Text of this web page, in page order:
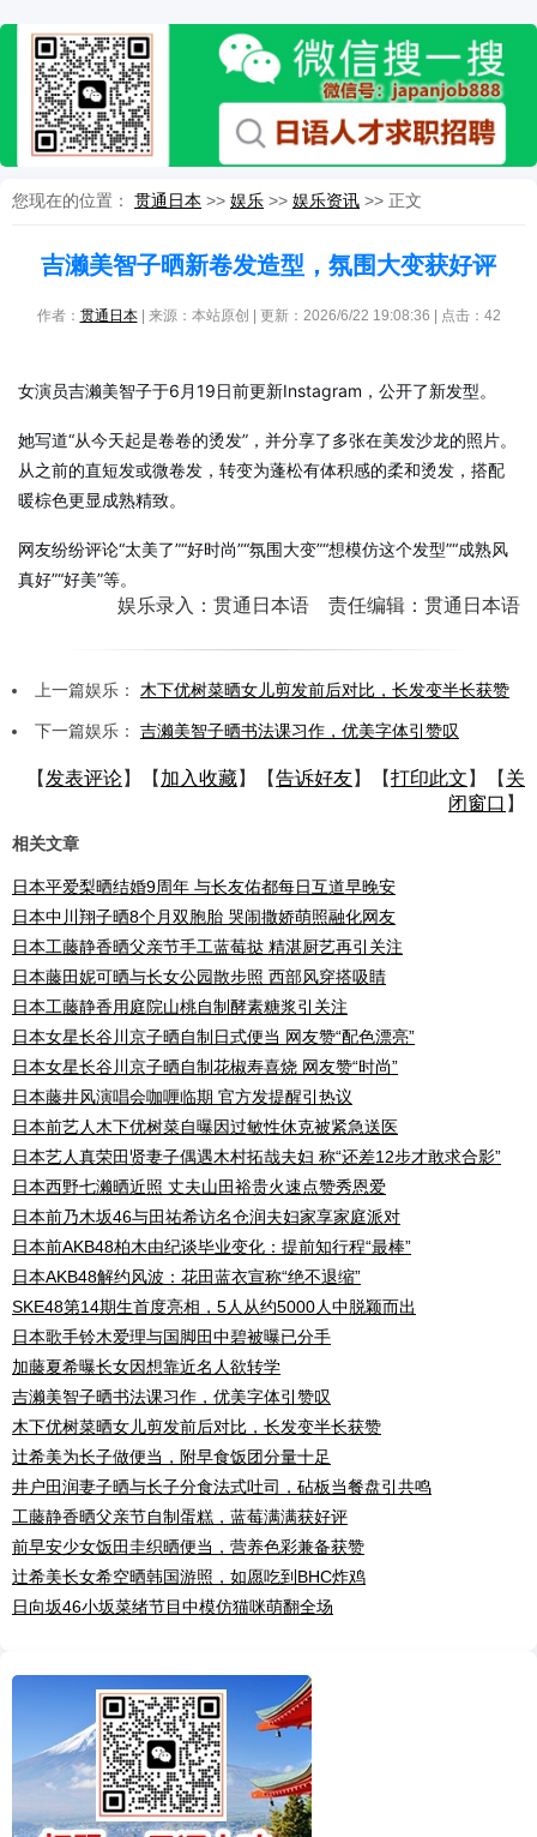
您现在的位置： 贯通日本 >> 娱乐 >> 娱乐资讯 >> 正文
吉濑美智子晒新卷发造型，氛围大变获好评
作者： 贯通日本| 来源：本站原创 | 更新：2026/6/22 19:08:36 | 点击： 42
女演员吉濑美智子于6月19日前更新Instagram，公开了新发型。
她写道“从今天起是卷卷的烫发”，并分享了多张在美发沙龙的照片。
从之前的直短发或微卷发，转变为蓬松有体积感的柔和烫发，搭配
暖棕色更显成熟精致。
网友纷纷评论“太美了”“好时尚”“氛围大变”“想模仿这个发型”“成熟风
真好”“好美”等。
娱乐录入：贯通日本语 责任编辑：贯通日本语
上一篇娱乐： 木下优树菜晒女儿剪发前后对比，长发变半长获赞
下一篇娱乐： 吉濑美智子晒书法课习作，优美字体引赞叹
【 发表评论】【 加入收藏】【告诉好友】【打印此文 】【 关
闭窗口 】
相关文章
日本平爱梨晒结婚9周年 与长友佑都每日互道早晚安
日本中川翔子晒8个月双胞胎 哭闹撒娇萌照融化网友
日本工藤静香晒父亲节手工蓝莓挞 精湛厨艺再引关注
日本藤田妮可晒与长女公园散步照 西部风穿搭吸睛
日本工藤静香用庭院山桃自制酵素糖浆引关注
日本女星长谷川京子晒自制日式便当 网友赞“配色漂亮”
日本女星长谷川京子晒自制花椒寿喜烧 网友赞“时尚”
日本藤井风演唱会咖喱临期 官方发提醒引热议
日本前艺人木下优树菜自曝因过敏性休克被紧急送医
日本艺人真荣田贤妻子偶遇木村拓哉夫妇 称“还差12步才敢求合影”
日本西野七濑晒近照 丈夫山田裕贵火速点赞秀恩爱
日本前乃木坂46与田祐希访名仓润夫妇家享家庭派对
日本前AKB48柏木由纪谈毕业变化：提前知行程“最棒”
日本AKB48解约风波：花田蓝衣宣称“绝不退缩”
SKE48第14期生首度亮相，5人从约5000人中脱颖而出
日本歌手铃木爱理与国脚田中碧被曝已分手
加藤夏希曝长女因想靠近名人欲转学
吉濑美智子晒书法课习作，优美字体引赞叹
木下优树菜晒女儿剪发前后对比，长发变半长获赞
辻希美为长子做便当，附早食饭团分量十足
井户田润妻子晒与长子分食法式吐司，砧板当餐盘引共鸣
工藤静香晒父亲节自制蛋糕，蓝莓满满获好评
前早安少女饭田圭织晒便当，营养色彩兼备获赞
辻希美长女希空晒韩国游照，如愿吃到BHC炸鸡
日向坂46小坂菜绪节目中模仿猫咪萌翻全场